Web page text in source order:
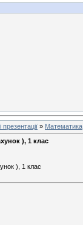
» Математика
), 1 клас
), 1 клас